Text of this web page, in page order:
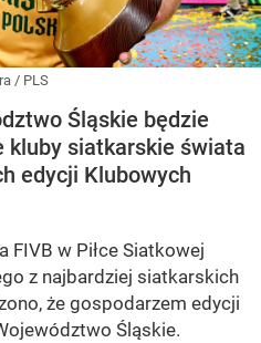
/ PLS
Śląskie będzie
kluby siatkarskie świata
edycji Klubowych
w Piłce Siatkowej
z najbardziej siatkarskich
że gospodarzem edycji
Śląskie.